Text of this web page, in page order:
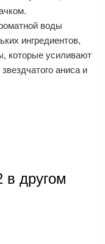
воды
ингредиентов,
которые усиливают
аниса и
в другом